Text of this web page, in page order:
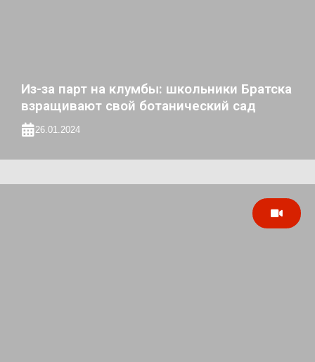
Из-за парт на клумбы: школьники Братска
взращивают свой ботанический сад
26.01.2024